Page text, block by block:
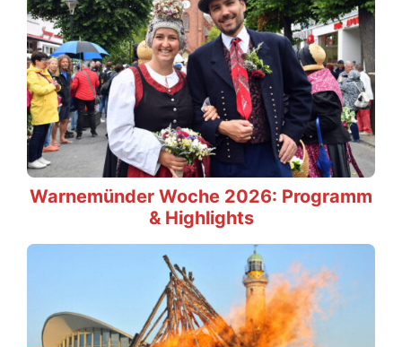
Warnemünder Woche 2026: Programm
& Highlights